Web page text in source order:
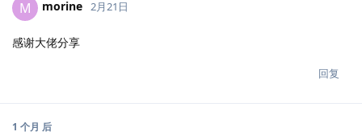
M morine 2月21日
感谢大佬分享
回复
1 个月 后